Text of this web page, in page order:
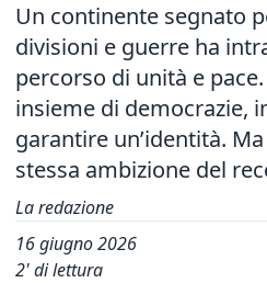
Un continente segnato
divisioni e guerre ha
percorso di unità e
insieme di democrazie,
garantire un’identità.
stessa ambizione del
La redazione
16 giugno 2026
2' di lettura